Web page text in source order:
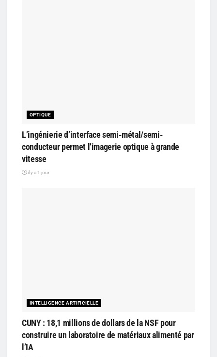
OPTIQUE
L’ingénierie d’interface semi-métal/semi-
conducteur permet l’imagerie optique à grande
vitesse
il y a 1 jour
INTELLIGENCE ARTIFICIELLE
CUNY : 18,1 millions de dollars de la NSF pour
construire un laboratoire de matériaux alimenté par
l’IA